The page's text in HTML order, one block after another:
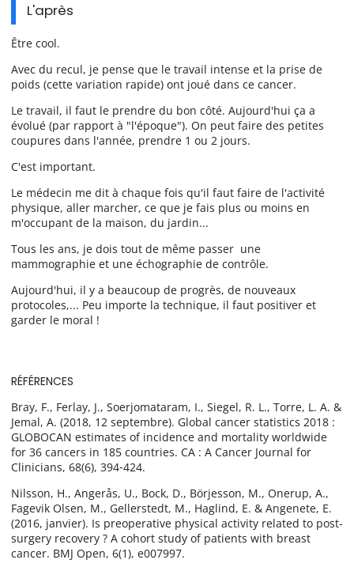
L'après
Être cool.
Avec du recul, je pense que le travail intense et la prise de
poids (cette variation rapide) ont joué dans ce cancer.
Le travail, il faut le prendre du bon côté. Aujourd'hui ça a
évolué (par rapport à "l'époque"). On peut faire des petites
coupures dans l'année, prendre 1 ou 2 jours.
C'est important.
Le médecin me dit à chaque fois qu'il faut faire de l'activité
physique, aller marcher, ce que je fais plus ou moins en
m'occupant de la maison, du jardin...
Tous les ans, je dois tout de même passer une
mammographie et une échographie de contrôle.
Aujourd'hui, il y a beaucoup de progrès, de nouveaux
protocoles,... Peu importe la technique, il faut positiver et
garder le moral !
RÉFÉRENCES
Bray, F., Ferlay, J., Soerjomataram, I., Siegel, R. L., Torre, L. A. &
Jemal, A. (2018, 12 septembre). Global cancer statistics 2018 :
GLOBOCAN estimates of incidence and mortality worldwide
for 36 cancers in 185 countries. CA : A Cancer Journal for
Clinicians, 68(6), 394‑424.
Nilsson, H., Angerås, U., Bock, D., Börjesson, M., Onerup, A.,
Fagevik Olsen, M., Gellerstedt, M., Haglind, E. & Angenete, E.
(2016, janvier). Is preoperative physical activity related to post-
surgery recovery ? A cohort study of patients with breast
cancer. BMJ Open, 6(1), e007997.